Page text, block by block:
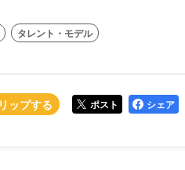
タレント・モデル
ポスト シェア